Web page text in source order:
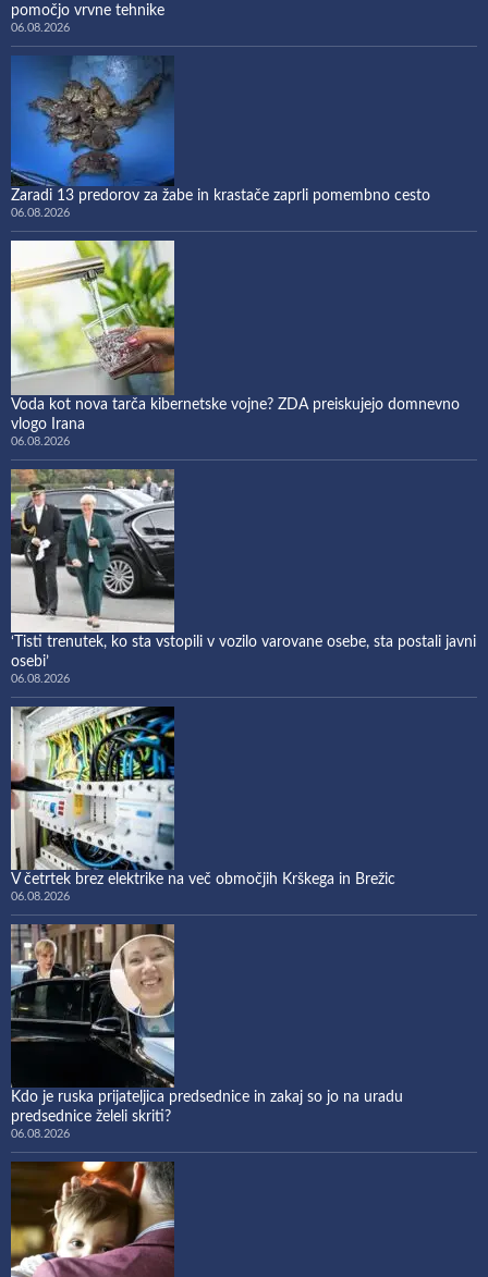
pomočjo vrvne tehnike
06.08.2026
Zaradi 13 predorov za žabe in krastače zaprli pomembno cesto
06.08.2026
Voda kot nova tarča kibernetske vojne? ZDA preiskujejo domnevno
vlogo Irana
06.08.2026
‘Tisti trenutek, ko sta vstopili v vozilo varovane osebe, sta postali javni
osebi’
06.08.2026
V četrtek brez elektrike na več območjih Krškega in Brežic
06.08.2026
Kdo je ruska prijateljica predsednice in zakaj so jo na uradu
predsednice želeli skriti?
06.08.2026